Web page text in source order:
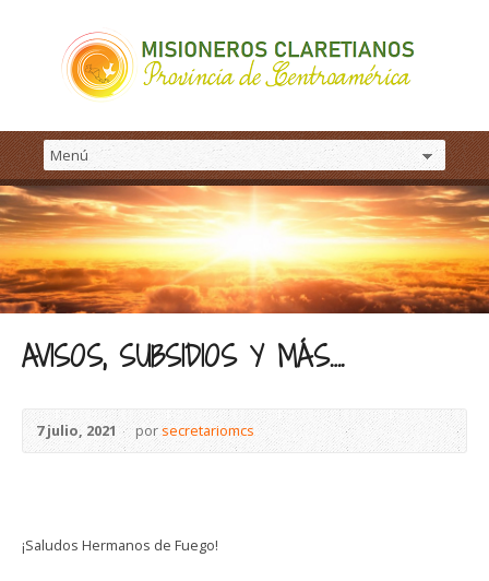
AVISOS, SUBSIDIOS Y MÁS….
7 julio, 2021 porsecretariomcs
¡Saludos Hermanos de Fuego!